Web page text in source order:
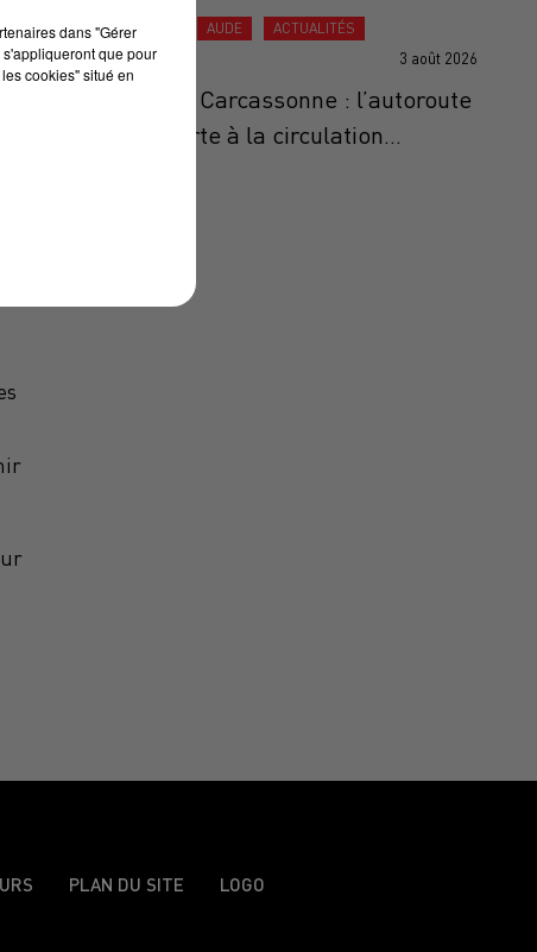
ACTUALITÉS AUDE ACTUALITÉS
3 août 2026
Incendie à Carcassonne : l’autoroute
A61 rouverte à la circulation...
PLAN DU SITE LOGO
dans "Gérer
que pour
cookies" situé en